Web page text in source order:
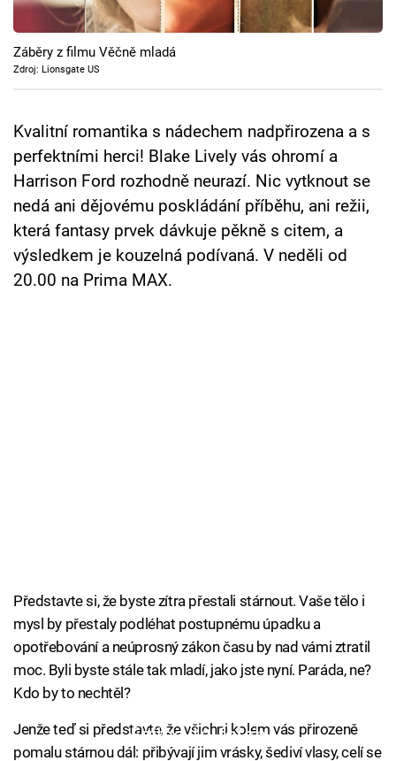
Cool Esport
Pořady
Sledujte prima+
Přihlášení
Sledujte nás
Záběry z filmu Věčně mladá
Zdroj: Lionsgate US
Kvalitní romantika s nádechem nadpřirozena a s
perfektními herci! Blake Lively vás ohromí a
Harrison Ford rozhodně neurazí. Nic vytknout se
nedá ani dějovému poskládání příběhu, ani režii,
která fantasy prvek dávkuje pěkně s citem, a
výsledkem je kouzelná podívaná. V neděli od
20.00 na Prima MAX.
Představte si, že byste zítra přestali stárnout. Vaše tělo i
mysl by přestaly podléhat postupnému úpadku a
opotřebování a neúprosný zákon času by nad vámi ztratil
moc. Byli byste stále tak mladí, jako jste nyní. Paráda, ne?
Kdo by to nechtěl?
Failed to fetch
Jenže teď si představte, že všichni kolem vás přirozeně
pomalu stárnou dál: přibývají jim vrásky, šediví vlasy, celí se